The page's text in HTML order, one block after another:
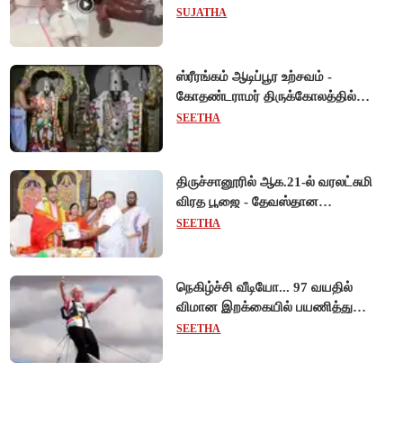
நீந்திய டால்பின்... உலகை உலுக்கிய
SUJATHA
ஸ்ரீரங்கம் ஆடிப்பூர உற்சவம் -
கோதண்டராமர் திருக்கோலத்தில்
ஆண்டாள் நாச்சியார்!
SEETHA
திருச்சானூரில் ஆக.21-ல் வரலட்சுமி
விரத பூஜை - தேவஸ்தான
அறங்காவலர் குழு தலைவருக்கு
SEETHA
நெகிழ்ச்சி வீடியோ... 97 வயதில்
விமான இறக்கையில் பயணித்து
கின்னஸ் சாதனை படைத்த பிரிட்டன்
SEETHA